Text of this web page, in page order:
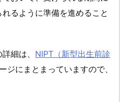
るように準備を進めること
細は、 NIPT（新型出生前診
ジにまとまっていますので、